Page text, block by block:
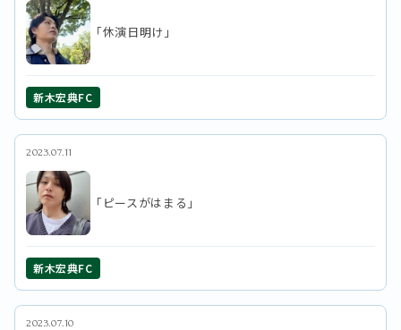
「休演日明け」
新木宏典FC
2023.07.11
「ピースがはまる」
新木宏典FC
2023.07.10